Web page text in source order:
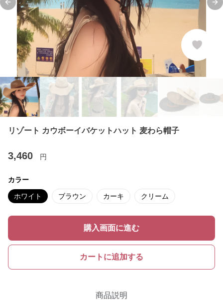
Previous slide
リゾート カウボーイバケットハット 麦わら帽子
3,460 円
カラー
ホワイト ブラウン カーキ クリーム
購入画面に進む
カートに追加する
商品説明